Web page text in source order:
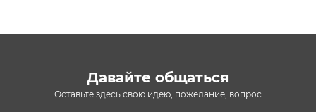
Давайте общаться
Оставьте здесь свою идею, пожелание, вопрос